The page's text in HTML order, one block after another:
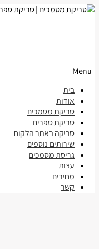
Skip
content
בית
אודות
סריקת מסמכים
סריקת ספרים
סריקה באתר הלקוח
שירותים נוספים
גריסת מסמכים
עצות
מחירים
קשר